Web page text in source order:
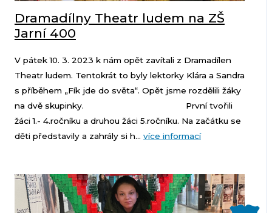
Dramadílny Theatr ludem na ZŠ
Jarní 400
V pátek 10. 3. 2023 k nám opět zavítali z Dramadílen
Theatr ludem. Tentokrát to byly lektorky Klára a Sandra
s příběhem „Fík jde do světa“. Opět jsme rozdělili žáky
na dvě skupinky. První tvořili
žáci 1.- 4.ročníku a druhou žáci 5.ročníku. Na začátku se
děti představily a zahrály si h... více informací